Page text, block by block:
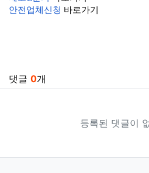
안전업체신청 바로가기
댓글 0개
등록된 댓글이